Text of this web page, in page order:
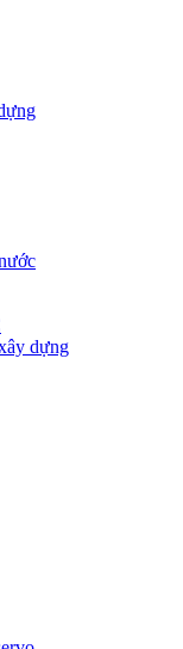
dựng